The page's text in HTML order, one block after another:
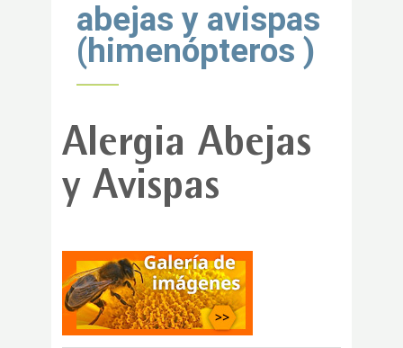
abejas y avispas
(himenópteros )
Alergia Abejas
y Avispas